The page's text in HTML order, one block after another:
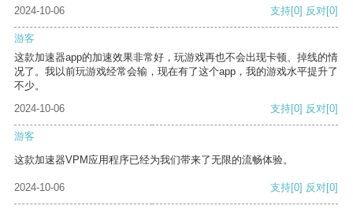
2024-10-06 支持[0] 反对[0]
游客
这款加速器app的加速效果非常好，玩游戏再也不会出现卡顿、掉线的情
况了。我以前玩游戏经常会输，现在有了这个app，我的游戏水平提升了
不少。
2024-10-06
支持[0] 反对[0]
游客
这款加速器VPM应用程序已经为我们带来了无限的流畅体验。
2024-10-06 支持[0] 反对[0]